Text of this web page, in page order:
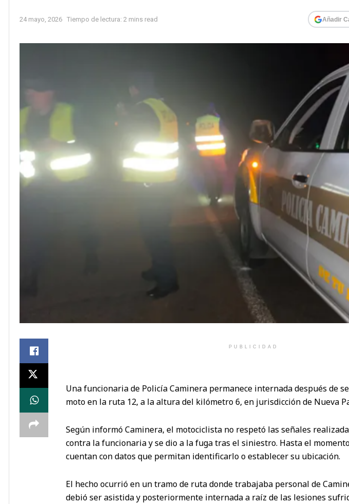
24 mayo, 2026 Tiempo de lectura: 2 mins read Añadir
PUBLICIDAD
Una funcionaria de Policía Caminera permanece internada después de
moto en la ruta 12, a la altura del kilómetro 6, en jurisdicción de Nueva
Según informó Caminera, el motociclista no respetó las señales
contra la funcionaria y se dio a la fuga tras el siniestro. Hasta el
cuentan con datos que permitan identificarlo o establecer su ubicación.
El hecho ocurrió en un tramo de ruta donde trabajaba personal de
debió ser asistida y posteriormente internada a raíz de las lesiones